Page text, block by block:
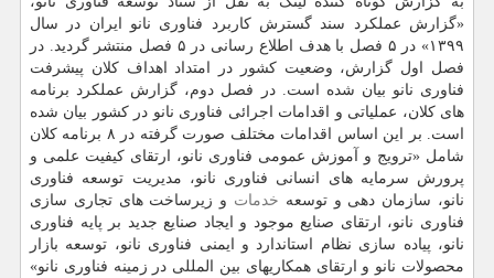
«گزارش عملکرد سند گسترش کاربرد فناوری نانو ایران در سال
۱۳۹۹» در ۵ فصل با هدف اطلاع رسانی در ۵ فصل منتشر گردید. در
فصل اول گزارش، وضعیت کشور در امتداد اهداف کلان پیشرفت
فناوری نانو بیان شده است. در فصل دوم، گزارش عملکرد برنامه
های کلان، عملیاتی و اقدامات اجرائی فناوری نانو در کشور بیان شده
است. بر این اساس اقدامات مختلف صورت گرفته در ۸ برنامه کلان
شامل «ترویج و آموزش عمومی فناوری نانو، ارتقای کیفیت علمی و
پرورش سرمایه های انسانی فناوری نانو، مدیریت توسعه فناوری
نانو، سازمان دهی و توسعه خدمات و زیرساخت های تجاری سازی
فناوری نانو، ارتقای صنایع موجود و ایجاد صنایع جدید بر پایه فناوری
نانو، پیاده سازی نظام استاندارد و ایمنی فناوری نانو، توسعه بازار
محصولات نانو و ارتقای همکاریهای بین المللی در زمینه فناوری نانو»